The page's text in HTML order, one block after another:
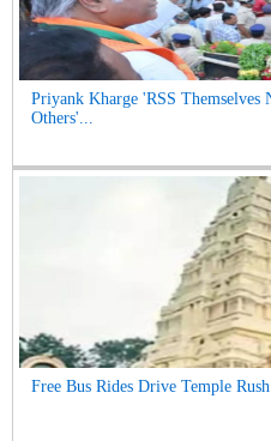
Priyank Kharge 'RSS Themselves
Others'...
Free Bus Rides Drive Temple